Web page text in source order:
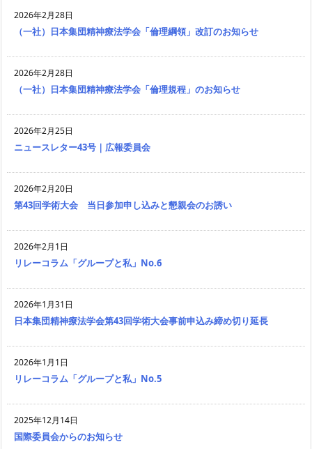
2026年2月28日
（一社）日本集団精神療法学会「倫理綱領」改訂のお知らせ
2026年2月28日
（一社）日本集団精神療法学会「倫理規程」のお知らせ
2026年2月25日
ニュースレター43号｜広報委員会
2026年2月20日
第43回学術大会 当日参加申し込みと懇親会のお誘い
2026年2月1日
リレーコラム「グループと私」No.6
2026年1月31日
日本集団精神療法学会第43回学術大会事前申込み締め切り延長
2026年1月1日
リレーコラム「グループと私」No.5
2025年12月14日
国際委員会からのお知らせ